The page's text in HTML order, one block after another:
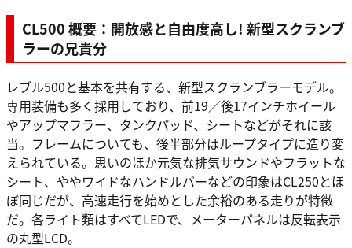
CL500 概要：開放感と自由度高し! 新型スクランブ
ラーの兄貴分
レブル500と基本を共有する、新型スクランブラーモデル。
専用装備も多く採用しており、前19／後17インチホイール
やアップマフラー、タンクパッド、シートなどがそれに該
当。フレームについても、後半部分はループタイプに造り変
えられている。思いのほか元気な排気サウンドやフラットな
シート、ややワイドなハンドルバーなどの印象はCL250とほ
ぼ同じだが、高速走行を始めとした余裕のある走りが特徴
だ。各ライト類はすべてLEDで、メーターパネルは反転表示
の丸型LCD。